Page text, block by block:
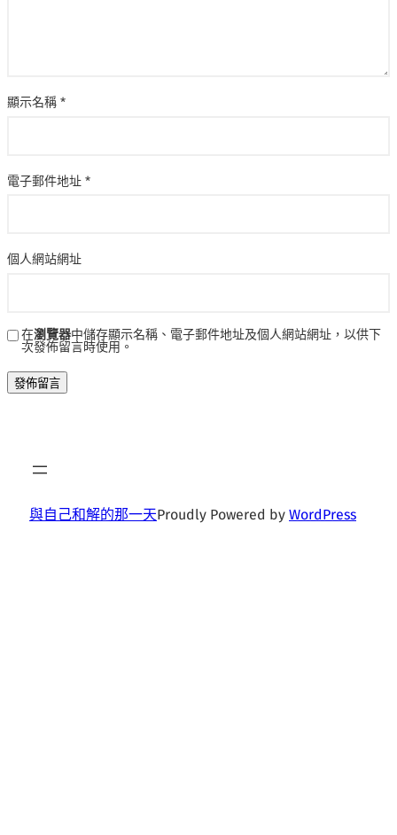
顯示名稱 *
電子郵件地址 *
個人網站網址
在瀏覽器中儲存顯示名稱、電子郵件地址及個人網站網址，以供下
次發佈留言時使用。
與自己和解的那一天Proudly Powered by WordPress